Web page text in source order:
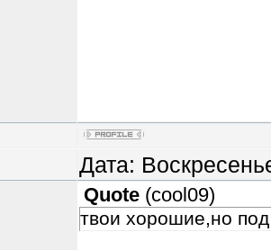
Дата:
Quote (cool09)
твои хорошие,но